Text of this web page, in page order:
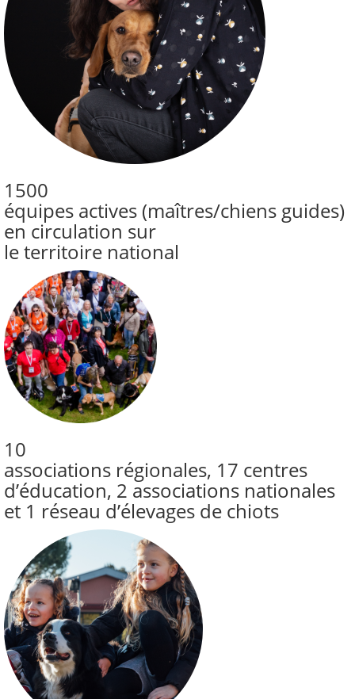
1500
équipes actives (maîtres/chiens guides)
en circulation sur
le territoire national
10
associations régionales, 17 centres
d’éducation, 2 associations nationales
et 1 réseau d’élevages de chiots